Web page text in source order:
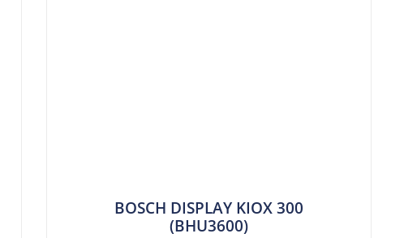
BOSCH DISPLAY KIOX 300
(BHU3600)